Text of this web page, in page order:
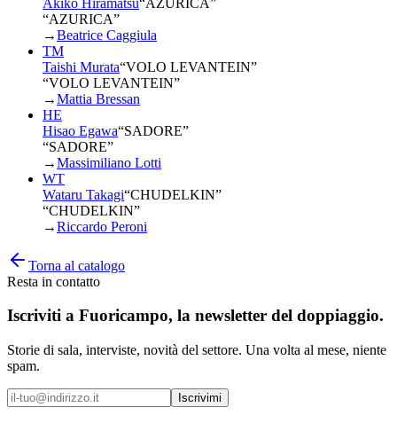
“AZURICA”
→Beatrice Caggiula
TM
Taishi Murata“VOLO LEVANTEIN”
“VOLO LEVANTEIN”
→Mattia Bressan
HE
Hisao Egawa“SADORE”
“SADORE”
→Massimiliano Lotti
WT
Wataru Takagi“CHUDELKIN”
“CHUDELKIN”
→Riccardo Peroni
Torna al catalogo
Resta in contatto
Iscriviti a Fuoricampo, la newsletter del doppiaggio.
Storie di sala, interviste, novità del settore. Una volta al mese, niente
spam.
Iscrivimi